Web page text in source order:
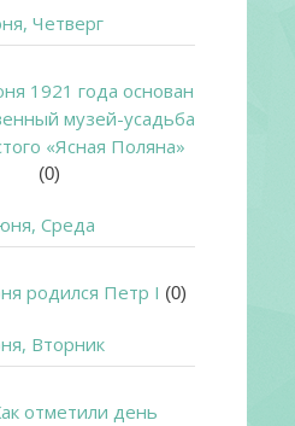
Четверг
1921 года основан
музей-усадьба
«Ясная Поляна»
(0)
Среда
родился Петр I (0)
Вторник
отметили день